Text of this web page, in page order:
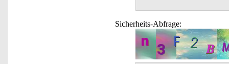
Sicherheits-Abfrage: